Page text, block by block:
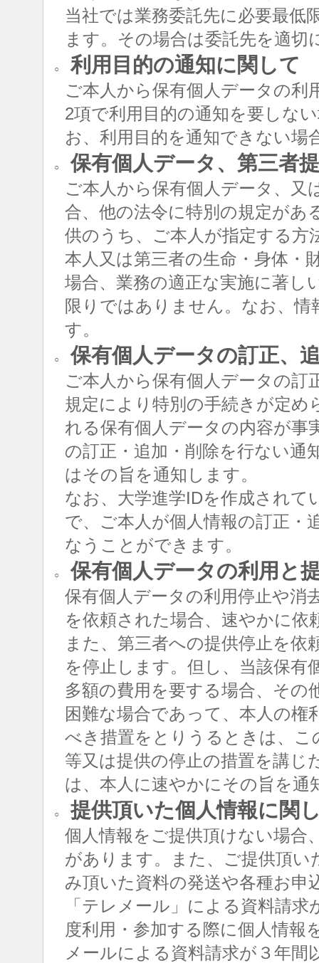
当社では業務委託先に必要最低
ます。その場合は委託先を適切
○ 利用目的の通知に関して
ご本人から保有個人データの利
2項で利用目的の通知を要しな
お、利用目的を通知できない場
○ 保有個人データ、第三者
ご本人から保有個人データ、又
合、他の法令に特別の規定があ
供のうち、ご本人が指定する方
本人又は第三者の生命・身体・
場合、業務の適正な実施に著し
限りではありません。なお、
す。
○ 保有個人データの訂正、
ご本人から保有個人データの訂
規定により特別の手続きが定め
れる保有個人データの内容が事
の訂正・追加・削除を行ない通
はその旨を通知します。
なお、大学進学IDを作成されて
で、ご本人が個人情報の訂正・
なうことができます。
○ 保有個人データの利用と
保有個人データの利用停止や消
を依頼された場合、速やかに
また、第三者への提供停止を
を停止します。但し、当該保有
多額の費用を要する場合、その
困難な場合であって、本人の
べき措置をとりうるときは、
等又は提供の停止の措置を講
は、本人に速やかにその旨を通
○ 提供頂いた個人情報に関
個人情報をご提供頂けない場合
があります。また、ご提供頂い
み頂いた資料の発送や各種お
「テレメール」による資料請
度利用・参加する際に個人情
メールによる資料請求が３年間